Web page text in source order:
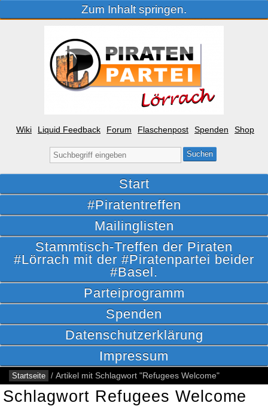
Zum Inhalt springen.
Wiki Liquid Feedback Forum Flaschenpost Spenden Shop
Suche
nach:
Start
#Piratentreffen
Mailinglisten
Stammtisch-Treffen der Piraten
#Lörrach mit der #Piratenpartei beider
#Basel.
Parteiprogramm
Spenden
Datenschutzerklärung
Impressum
Startseite / Artikel mit Schlagwort "Refugees Welcome"
Schlagwort Refugees Welcome